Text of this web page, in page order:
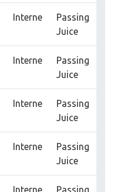
Interne
Passing
Juice
Interne
Passing
Juice
Interne
Passing
Juice
Interne
Passing
Juice
Interne
Passing